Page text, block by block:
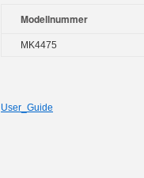
Modellnummer
MK4475
User_Guide